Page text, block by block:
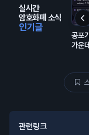
실시간
암호화폐 소식
인기글
공포
가운
관련링크